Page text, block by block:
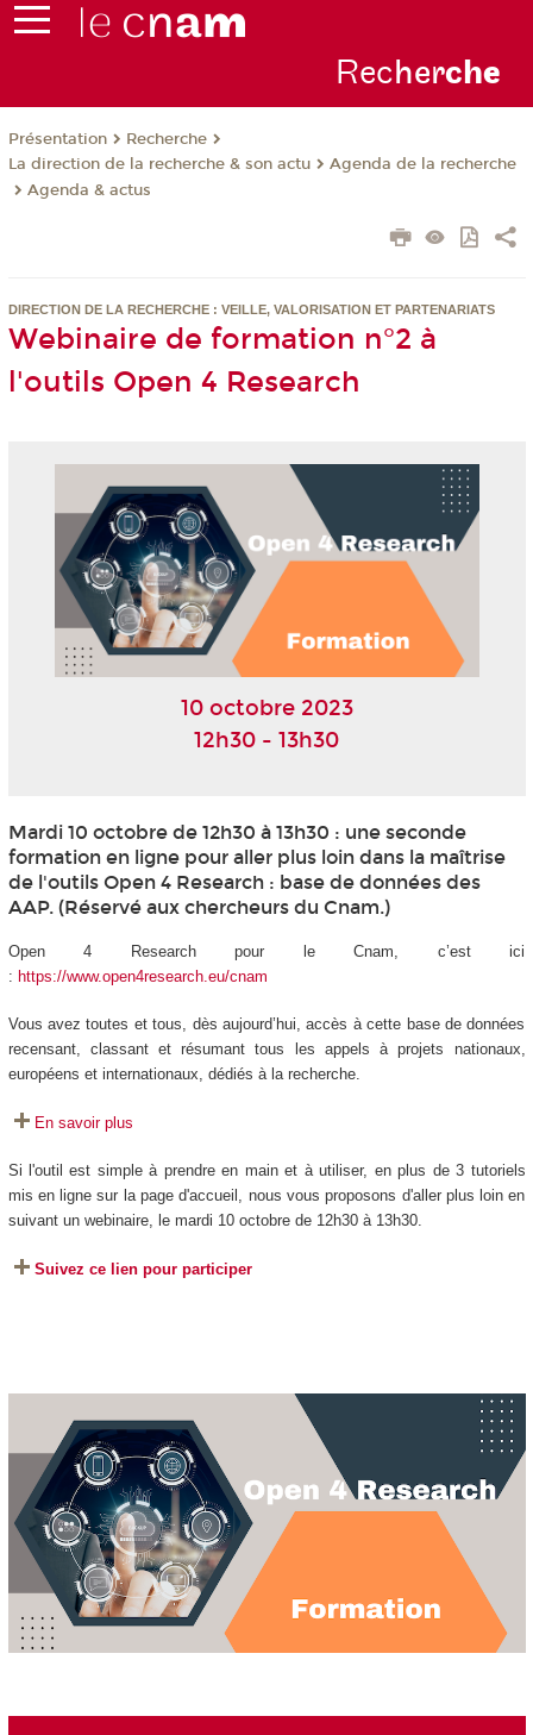
Recherche
Présentation
Recherche
La direction de la recherche & son actu
Agenda de la recherche
Agenda & actus
DIRECTION DE LA RECHERCHE : VEILLE, VALORISATION ET PARTENARIATS
Webinaire de formation n°2 à
l'outils Open 4 Research
10 octobre 2023
12h30 - 13h30
Mardi 10 octobre de 12h30 à 13h30 : une seconde
formation en ligne pour aller plus loin dans la maîtrise
de l'outils Open 4 Research : base de données des
AAP. (Réservé aux chercheurs du Cnam.)
Open 4 Research pour le Cnam, c’est ici
: https://www.open4research.eu/cnam
Vous avez toutes et tous, dès aujourd’hui, accès à cette base de données
recensant, classant et résumant tous les appels à projets nationaux,
européens et internationaux, dédiés à la recherche.
En savoir plus
Si l'outil est simple à prendre en main et à utiliser, en plus de 3 tutoriels
mis en ligne sur la page d'accueil, nous vous proposons d'aller plus loin en
suivant un webinaire, le mardi 10 octobre de 12h30 à 13h30.
Suivez ce lien pour participer